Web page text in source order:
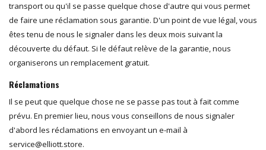
transport ou qu'il se passe quelque chose d'autre qui vous permet
de faire une réclamation sous garantie. D'un point de vue légal, vous
êtes tenu de nous le signaler dans les deux mois suivant la
découverte du défaut. Si le défaut relève de la garantie, nous
organiserons un remplacement gratuit.
Réclamations
Il se peut que quelque chose ne se passe pas tout à fait comme
prévu. En premier lieu, nous vous conseillons de nous signaler
d'abord les réclamations en envoyant un e-mail à
service@elliott.store.